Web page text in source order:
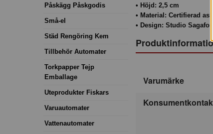
Påskägg Påskgodis
Små-el
Städ Rengöring Kem
Tillbehör Automater
Torkpapper Tejp
Emballage
Uteprodukter Fiskars
Varuautomater
Vattenautomater
• Höjd: 2,5 cm
• Material: Certifierad
• Design: Studio
Varumärke